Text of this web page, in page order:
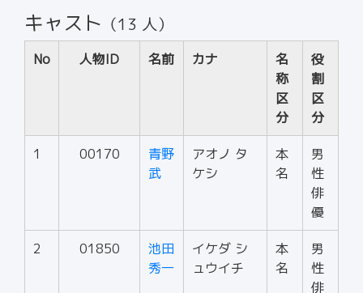
キャスト （13 人）
No 人物ID 名前 カナ
名
称
区
分
役
割
区
分
1 00170
青野
武
アオノ タ
ケシ
本
名
男
性
俳
優
2 01850
池田
秀一
イケダ シ
ュウイチ
本
名
男
性
俳